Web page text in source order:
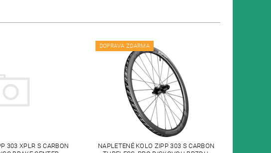
303 XPLR S CARBON
DOPRAVA ZDARMA
NAPLETENÉ KOLO ZIPP 303 S CARBON